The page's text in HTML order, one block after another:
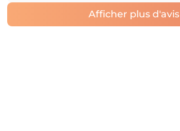
Afficher plus d'avis